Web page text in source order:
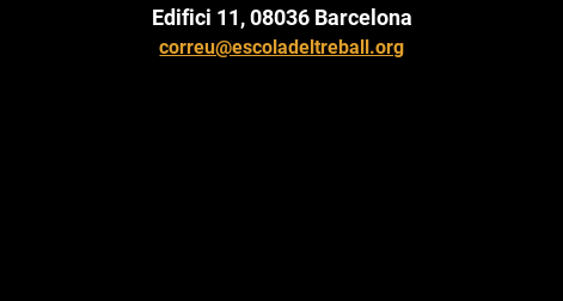
Edifici 11, 08036 Barcelona
correu@escoladeltreball.org